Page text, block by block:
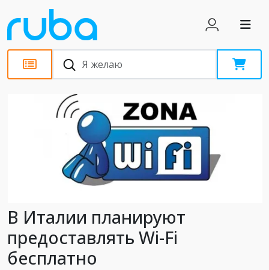
Новости
В Италии планируют
предоставлять Wi-Fi
бесплатно